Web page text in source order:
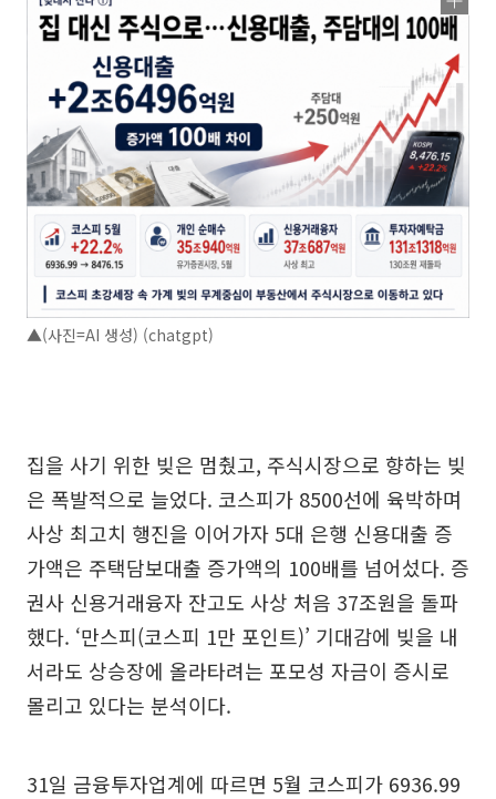
▲(사진=AI 생성) (chatgpt)
집을 사기 위한 빚은 멈췄고, 주식시장으로 향하는 빚
은 폭발적으로 늘었다. 코스피가 8500선에 육박하며
사상 최고치 행진을 이어가자 5대 은행 신용대출 증
가액은 주택담보대출 증가액의 100배를 넘어섰다. 증
권사 신용거래융자 잔고도 사상 처음 37조원을 돌파
했다. ‘만스피(코스피 1만 포인트)’ 기대감에 빚을 내
서라도 상승장에 올라타려는 포모성 자금이 증시로
몰리고 있다는 분석이다.
31일 금융투자업계에 따르면 5월 코스피가 6936.99